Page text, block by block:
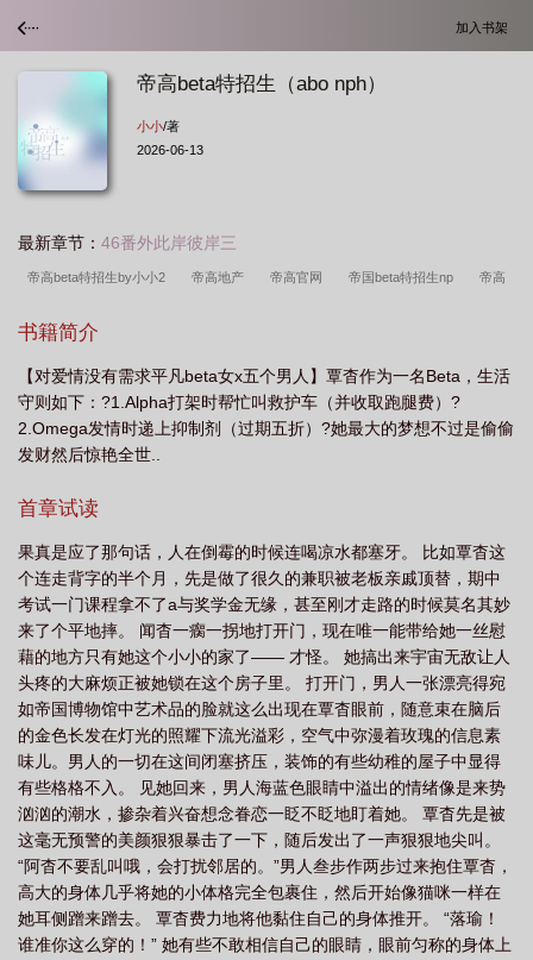
加入书架
帝高beta特招生（abo nph）
小小/著
2026-06-13
最新章节： 46番外此岸彼岸三
帝高beta特招生by小小2 帝高地产 帝高官网 帝国beta特招生np 帝高
公司 广东帝高地产置业有限公司
官网 帝高beta特招生(abonph)/小小作者小小 帝高beta特招生abo 帝高beta
特招生(abonph)文 帝高食品有限公司官网 帝高力装饰材料(江苏)有限公司怎么
样 帝高beta特招生(abo nph)gl
有限公司 帝高beta特招生全文免费
beta特招生 贵族学院的末等生 帝高地板质量怎么样 帝高beta特招生(abo nph)
作者小小 帝高新的说明 帝高地板官网 帝高beta特招生(abo nph) 作者小大
多少 帝高beta特招生(小小) 帝高beta特招生by阿乐笔趣阁 帝高公司 帝
高beta特招生(abo nph) 本书作者小小 帝高beta特招生abonph最新章节列表 帝
高beta特招生(abonph) 帝高铝业 帝高力招聘 帝高鞋业 帝高鞋子 帝
高兄弟 帝高天津食品有限公司 帝高beta特招生小小 帝高beta特招生by小
小 帝高beta特招生(abonph)作者小小著 帝高beta特招生txt 帝高地板是几线
品牌
书籍简介
【对爱情没有需求平凡beta女x五个男人】覃杳作为一名Beta，生活
守则如下：?1.Alpha打架时帮忙叫救护车（并收取跑腿费）?
2.Omega发情时递上抑制剂（过期五折）?她最大的梦想不过是偷偷
发财然后惊艳全世..
首章试读
果真是应了那句话，人在倒霉的时候连喝凉水都塞牙。 比如覃杳这
个连走背字的半个月，先是做了很久的兼职被老板亲戚顶替，期中
考试一门课程拿不了a与奖学金无缘，甚至刚才走路的时候莫名其妙
来了个平地摔。 闻杳一瘸一拐地打开门，现在唯一能带给她一丝慰
藉的地方只有她这个小小的家了—— 才怪。 她搞出来宇宙无敌让人
头疼的大麻烦正被她锁在这个房子里。 打开门，男人一张漂亮得宛
如帝国博物馆中艺术品的脸就这么出现在覃杳眼前，随意束在脑后
的金色长发在灯光的照耀下流光溢彩，空气中弥漫着玫瑰的信息素
味儿。男人的一切在这间闭塞挤压，装饰的有些幼稚的屋子中显得
有些格格不入。 见她回来，男人海蓝色眼睛中溢出的情绪像是来势
汹汹的潮水，掺杂着兴奋想念眷恋一眨不眨地盯着她。 覃杳先是被
这毫无预警的美颜狠狠暴击了一下，随后发出了一声狠狠地尖叫。
“阿杳不要乱叫哦，会打扰邻居的。”男人叁步作两步过来抱住覃杳，
高大的身体几乎将她的小体格完全包裹住，然后开始像猫咪一样在
她耳侧蹭来蹭去。 覃杳费力地将他黏住自己的身体推开。 “落瑜！
谁准你这么穿的！” 她有些不敢相信自己的眼睛，眼前匀称的身体上